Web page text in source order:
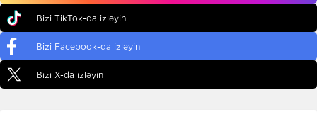
Bizi TikTok-da izləyin
Bizi Facebook-da izləyin
Bizi X-da izləyin